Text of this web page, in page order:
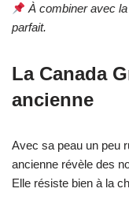
À combiner avec
parfait.
La Canada
ancienne
Avec sa peau un peu
ancienne révèle des
Elle résiste bien à la